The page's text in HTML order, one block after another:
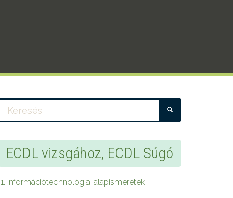
ECDL vizsgához, ECDL Súgó
1. Információtechnológiai alapismeretek